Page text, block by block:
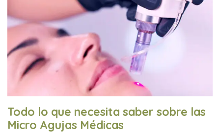
Todo lo que necesita saber sobre las
Micro Agujas Médicas